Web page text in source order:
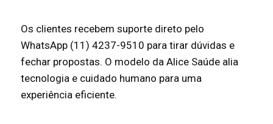
Os clientes recebem suporte direto pelo
WhatsApp (11) 4237-9510 para tirar dúvidas e
fechar propostas. O modelo da Alice Saúde alia
tecnologia e cuidado humano para uma
experiência eficiente.